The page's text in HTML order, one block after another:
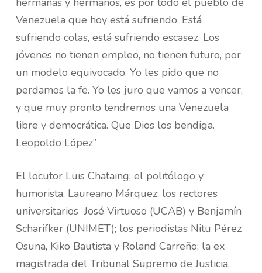
Venezuela que hoy está sufriendo. Está
sufriendo colas, está sufriendo escasez. Los
jóvenes no tienen empleo, no tienen futuro, por
un modelo equivocado. Yo les pido que no
perdamos la fe. Yo les juro que vamos a vencer,
y que muy pronto tendremos una Venezuela
libre y democrática. Que Dios los bendiga.
Leopoldo López”
El locutor Luis Chataing; el politólogo y
humorista, Laureano Márquez; los rectores
universitarios José Virtuoso (UCAB) y Benjamín
Scharifker (UNIMET); los periodistas Nitu Pérez
Osuna, Kiko Bautista y Roland Carreño; la ex
magistrada del Tribunal Supremo de Justicia,